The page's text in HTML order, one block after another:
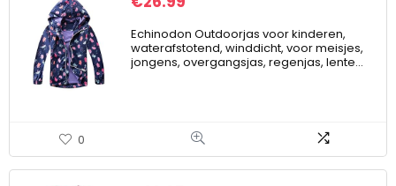
Echinodon Outdoorjas voor kinderen,
waterafstotend, winddicht, voor meisjes,
jongens, overgangsjas, regenjas, lente…
0